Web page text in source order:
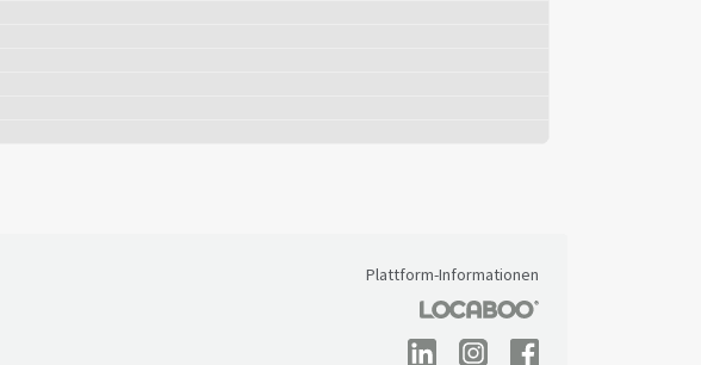
Plattform-Informationen